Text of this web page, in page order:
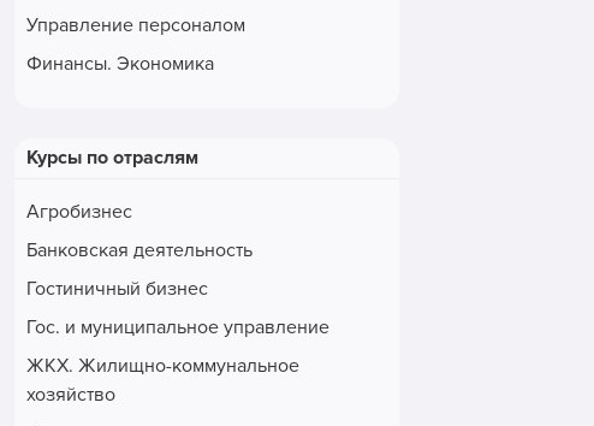
Управление персоналом
Финансы. Экономика
Курсы по отраслям
Агробизнес
Банковская деятельность
Гостиничный бизнес
Гос. и муниципальное управление
ЖКХ. Жилищно-коммунальное
хозяйство